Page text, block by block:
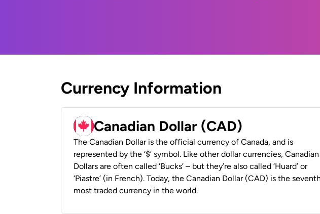
Currency Information
Canadian Dollar (CAD)
The Canadian Dollar is the official currency of Canada, and is
represented by the ‘$’ symbol. Like other dollar currencies, Canadian
Dollars are often called ‘Bucks’ – but they’re also called ‘Huard’ or
‘Piastre’ (in French). Today, the Canadian Dollar (CAD) is the seventh
most traded currency in the world.